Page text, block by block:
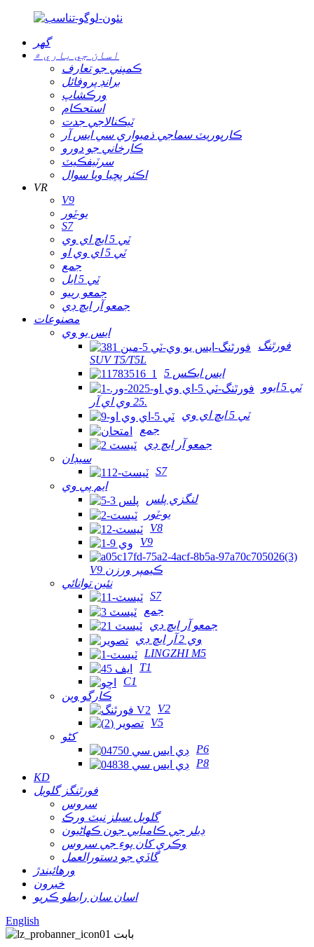
گھر
اسان جي باري ۾
ڪمپني جو تعارف
برانڊ پروفائل
ورڪشاپ
استحڪام
ٽيڪنالاجي جدت
ڪارپوريٽ سماجي ذميواري سي ايس آر
ڪارخاني جو دورو
سرٽيفڪيٽ
اڪثر پڇيا ويا سوال
VR
V9
يو-ٽور
S7
ٽي 5 ايڇ اي وي
ٽي 5 اي وي او
جمع
ٽي 5 ايل
جمعو رييو
جمعو آر ايڇ ڊي
مصنوعات
ايس يو وي
فورٿنگ
SUV T5/T5L
ايس ايڪس 5
ٽي 5 ايوو
25 وي اي آر.
ٽي 5 ايڇ اي وي
جمع
جمعو آر ايڇ ڊي
سيڊان
S7
ايم پي وي
لنگزي پلس
يو-ٽور
V8
V9
V9 ڪيمپر ورزن
نئين توانائي
S7
جمع
جمعو آر ايڇ ڊي
وي 2 آر ايڇ ڊي
LINGZHI M5
T1
C1
ڪارگو وين
V2
V5
کڻو
P6
P8
KD
فورٿنگز گلوبل
سروس
گلوبل سيلز نيٽ ورڪ
ڊيلر جي ڪاميابي جون ڪهاڻيون
وڪري کان پوءِ جي سروس
گاڏي جو دستورالعمل
ورهائيندڙ
خبرون
اسان سان رابطو ڪريو
English